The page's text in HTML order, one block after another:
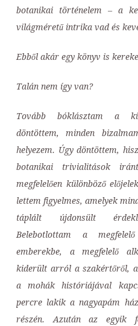
botanikai történelem – a
világméretű intrika vad és
Ebből akár egy könyv is
Talán nem így van?
Tovább bóklásztam a
döntöttem, minden
helyezem. Úgy döntöttem,
botanikai trivialitások
megfelelően különböző
lettem figyelmes, amelyek
táplált újdonsült
Belebotlottam a
emberekbe, a megfelelő
kiderült arról a szakértőről,
a mohák históriájával
percre lakik a nagyapám
részén. Azután az egyik